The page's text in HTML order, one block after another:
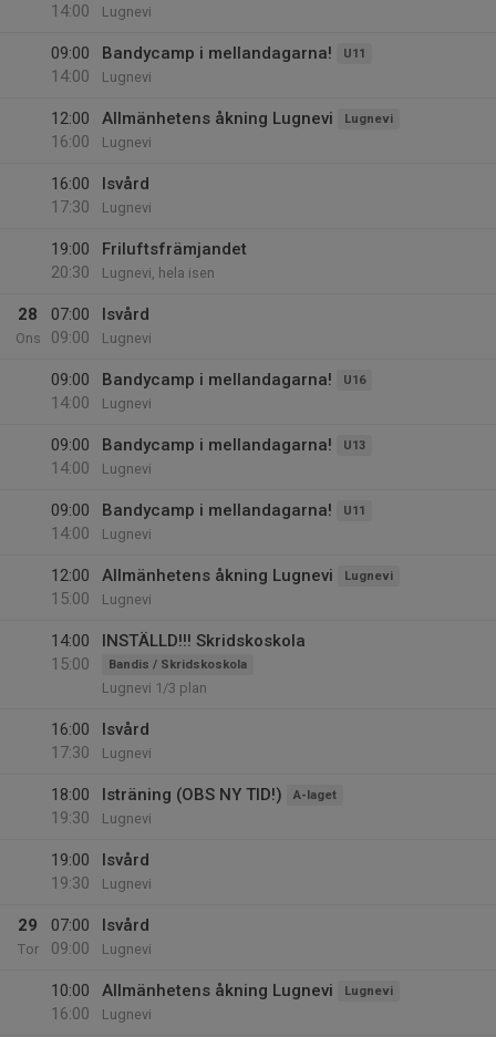
14:00
Lugnevi
09:00
14:00
Bandycamp i mellandagarna! U11
Lugnevi
12:00
16:00
Allmänhetens åkning Lugnevi Lugnevi
Lugnevi
16:00
17:30
Isvård
Lugnevi
19:00
20:30
Friluftsfrämjandet
Lugnevi, hela isen
28
Ons
07:00
09:00
Isvård
Lugnevi
09:00
14:00
Bandycamp i mellandagarna! U16
Lugnevi
09:00
14:00
Bandycamp i mellandagarna! U13
Lugnevi
09:00
14:00
Bandycamp i mellandagarna! U11
Lugnevi
12:00
15:00
Allmänhetens åkning Lugnevi Lugnevi
Lugnevi
14:00
15:00
INSTÄLLD!!! Skridskoskola
Bandis / Skridskoskola
Lugnevi 1/3 plan
16:00
17:30
Isvård
Lugnevi
18:00
19:30
Isträning (OBS NY TID!) A-laget
Lugnevi
19:00
19:30
Isvård
Lugnevi
29
Tor
07:00
09:00
Isvård
Lugnevi
10:00
16:00
Allmänhetens åkning Lugnevi Lugnevi
Lugnevi